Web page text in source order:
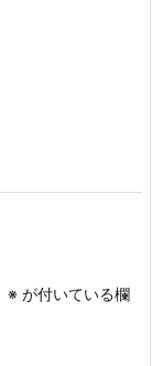
※ が付いている欄